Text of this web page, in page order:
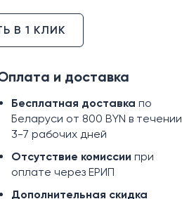
В 1 КЛИК
и доставка
Бесплатная доставка по
Беларуси от 800 BYN в течении
3-7 рабочих дней
Отсутствие комиссии при
оплате через ЕРИП
Дополнительная скидка